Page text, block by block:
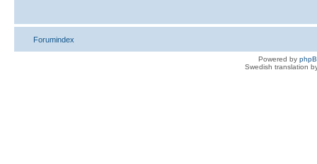
Forumindex
Powered by
Swedish translation